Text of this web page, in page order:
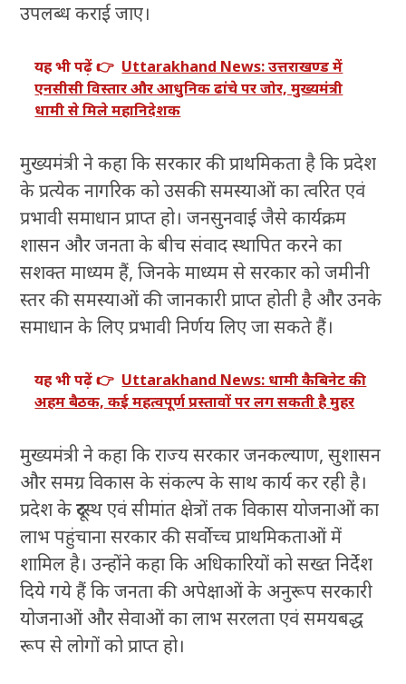
उपलब्ध कराई जाए।
यह भी पढ़ें 👉 Uttarakhand News: उत्तराखण्ड में
एनसीसी विस्तार और आधुनिक ढांचे पर जोर, मुख्यमंत्री
धामी से मिले महानिदेशक
मुख्यमंत्री ने कहा कि सरकार की प्राथमिकता है कि प्रदेश
के प्रत्येक नागरिक को उसकी समस्याओं का त्वरित एवं
प्रभावी समाधान प्राप्त हो। जनसुनवाई जैसे कार्यक्रम
शासन और जनता के बीच संवाद स्थापित करने का
सशक्त माध्यम हैं, जिनके माध्यम से सरकार को जमीनी
स्तर की समस्याओं की जानकारी प्राप्त होती है और उनके
समाधान के लिए प्रभावी निर्णय लिए जा सकते हैं।
यह भी पढ़ें 👉 Uttarakhand News: धामी कैबिनेट की
अहम बैठक, कई महत्वपूर्ण प्रस्तावों पर लग सकती है मुहर
मुख्यमंत्री ने कहा कि राज्य सरकार जनकल्याण, सुशासन
और समग्र विकास के संकल्प के साथ कार्य कर रही है।
प्रदेश के दूरस्थ एवं सीमांत क्षेत्रों तक विकास योजनाओं का
लाभ पहुंचाना सरकार की सर्वाेच्च प्राथमिकताओं में
शामिल है। उन्होंने कहा कि अधिकारियों को सख्त निर्देश
दिये गये हैं कि जनता की अपेक्षाओं के अनुरूप सरकारी
योजनाओं और सेवाओं का लाभ सरलता एवं समयबद्ध
रूप से लोगों को प्राप्त हो।